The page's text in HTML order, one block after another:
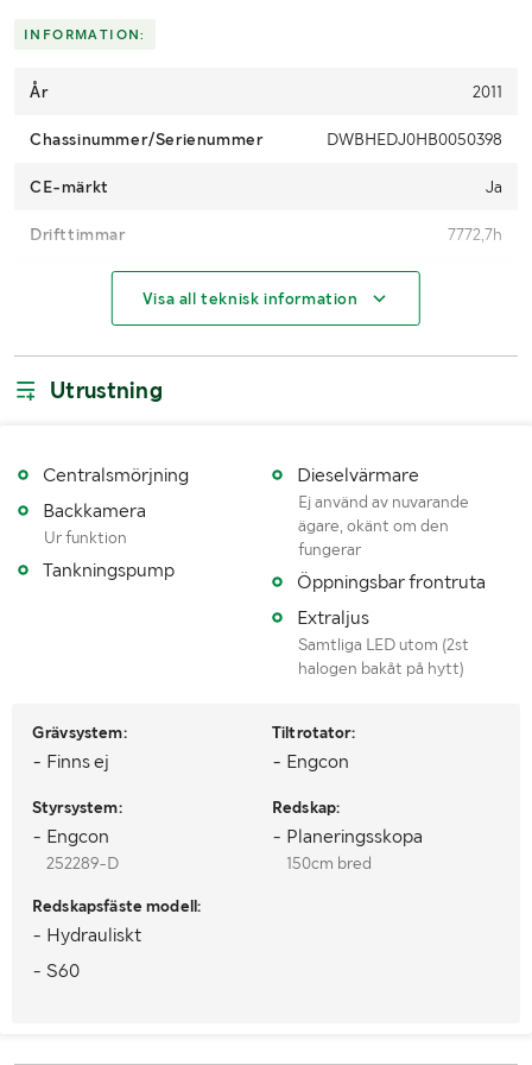
Skicka en finansieringsförfrågan här
INFORMATION:
År 2011
Chassinummer/Serienummer DWBHEDJ0HB0050398
CE-märkt Ja
Drifttimmar 7772,7h
Drivmedel
Mönsterdjup (mm)
Antal nycklar
Besiktigad till och med
14000kg + tiltrotator
Längd (m)
Bredd (m)
2,80m (hytthöjd)
Information om
lasthjälp
Visa all teknisk information
Utrustning
Centralsmörjning
Backkamera
Ur funktion
Tankningspump
Dieselvärmare
Ej använd av nuvarande
ägare, okänt om den
fungerar
Öppningsbar frontruta
Extraljus
Samtliga LED utom (2st
halogen bakåt på hytt)
Grävsystem:
- Finns ej
Styrsystem:
- Engcon
252289-D
Redskapsfäste modell:
- Hydrauliskt
- S60
Tiltrotator:
- Engcon
Redskap:
- Planeringsskopa
150cm bred